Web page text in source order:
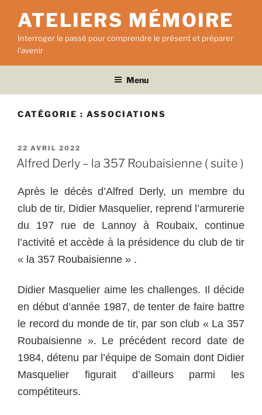
contenu
principal
ATELIERS MÉMOIRE
Interroger le passé pour comprendre le présent et préparer
l'avenir
Menu
CATÉGORIE : ASSOCIATIONS
PUBLIÉ
LE
22 AVRIL 2022
Alfred Derly – la 357 Roubaisienne ( suite )
Après le décès d’Alfred Derly, un membre du
club de tir, Didier Masquelier, reprend l’armurerie
du 197 rue de Lannoy à Roubaix, continue
l’activité et accède à la présidence du club de tir
« la 357 Roubaisienne » .
Didier Masquelier aime les challenges. Il décide
en début d’année 1987, de tenter de faire battre
le record du monde de tir, par son club « La 357
Roubaisienne ». Le précédent record date de
1984, détenu par l’équipe de Somain dont Didier
Masquelier figurait d’ailleurs parmi les
compétiteurs.